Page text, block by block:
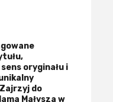
oryginału i
do
Małysza w